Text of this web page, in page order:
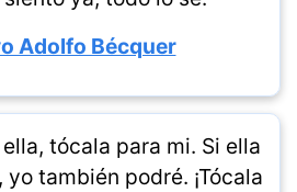
Adolfo Bécquer
tócala para mi. Si ella
también podré. ¡Tócala